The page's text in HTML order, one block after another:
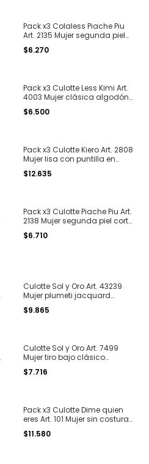
Pack x3 Colaless Piache Piu
Art. 2135 Mujer segunda piel
corte laser lisa T. 2 y 3
$6.270
Pack x3 Culotte Less Kimi Art.
4003 Mujer clásica algodón
liso
$6.500
Pack x3 Culotte Kiero Art. 2808
Mujer lisa con puntilla en
pierna microfibra T. 2 al 4
$12.635
Pack x3 Culotte Piache Piu Art.
2138 Mujer segunda piel corte
laser lisa T. 1 al 3
$6.710
Culotte Sol y Oro Art. 43239
Mujer plumeti jacquard
microfibra T. 2 al 5
$9.865
Culotte Sol y Oro Art. 7499
Mujer tiro bajo clásico
algodón T. 2 al 4
$7.716
Pack x3 Culotte Dime quien
eres Art. 101 Mujer sin costura
microfibra puntilla
$11.580